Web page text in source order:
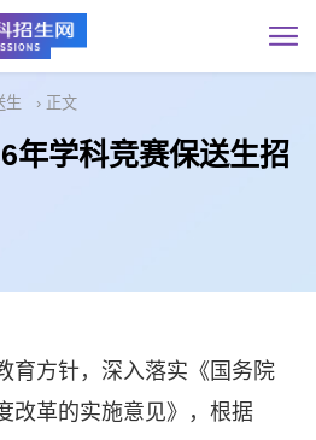
生 › 正文
年学科竞赛保送生招
育方针，深入落实《国务院
改革的实施意见》，根据